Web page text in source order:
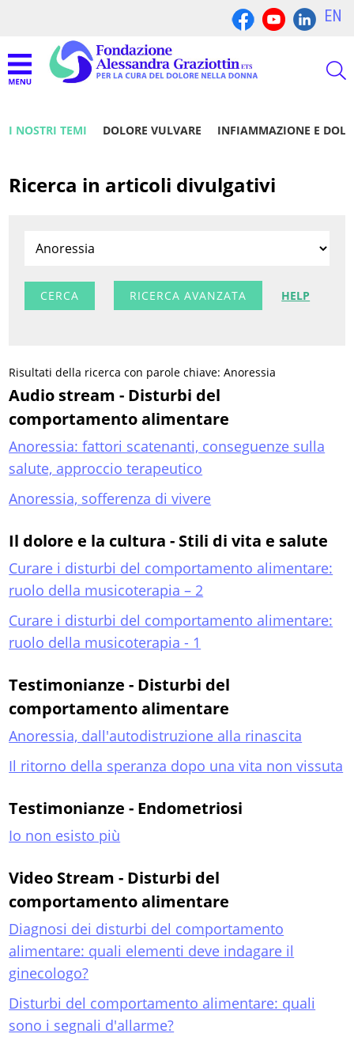
EN
I NOSTRI TEMI DOLORE VULVARE INFIAMMAZIONE E
Ricerca in articoli divulgativi
RICERCA AVANZATA HELP
Risultati della ricerca con parole chiave: Anoressia
Audio stream - Disturbi del
comportamento alimentare
Anoressia: fattori scatenanti, conseguenze sulla
salute, approccio terapeutico
Anoressia, sofferenza di vivere
Il dolore e la cultura - Stili di vita e salute
Curare i disturbi del comportamento alimentare:
ruolo della musicoterapia – 2
Curare i disturbi del comportamento alimentare:
ruolo della musicoterapia - 1
Testimonianze - Disturbi del
comportamento alimentare
Anoressia, dall'autodistruzione alla rinascita
Il ritorno della speranza dopo una vita non vissuta
Testimonianze - Endometriosi
Io non esisto più
Video Stream - Disturbi del
comportamento alimentare
Diagnosi dei disturbi del comportamento
alimentare: quali elementi deve indagare il
ginecologo?
Disturbi del comportamento alimentare: quali
sono i segnali d'allarme?